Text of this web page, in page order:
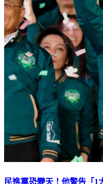
民進黨恐變天！他警告「1